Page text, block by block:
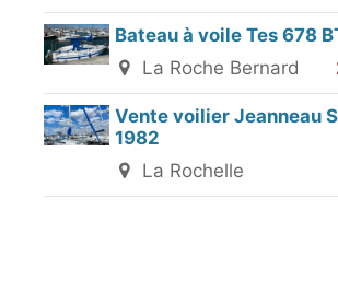
Bateau à voile Tes 678
La Roche Bernard
Vente voilier Jeanneau
1982
La Rochelle